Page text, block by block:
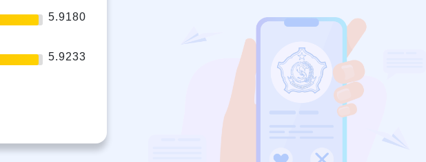
5.9180
5.9233